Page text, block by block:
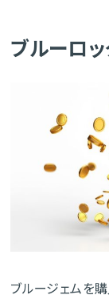
ブルーロ
ブルージェムを